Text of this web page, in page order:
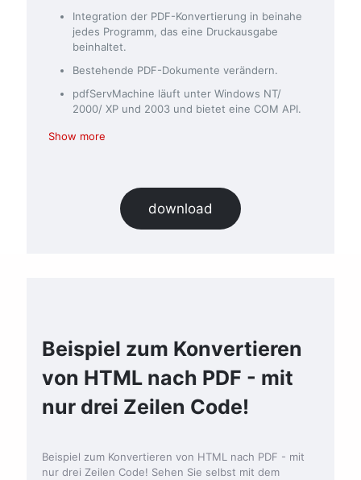
Integration der PDF-Konvertierung in beinahe
jedes Programm, das eine Druckausgabe
beinhaltet.
Bestehende PDF-Dokumente verändern.
pdfServMachine läuft unter Windows NT/
2000/ XP und 2003 und bietet eine COM API.
Show more
download
Beispiel zum Konvertieren
von HTML nach PDF - mit
nur drei Zeilen Code!
Beispiel zum Konvertieren von HTML nach PDF - mit
nur drei Zeilen Code! Sehen Sie selbst mit dem